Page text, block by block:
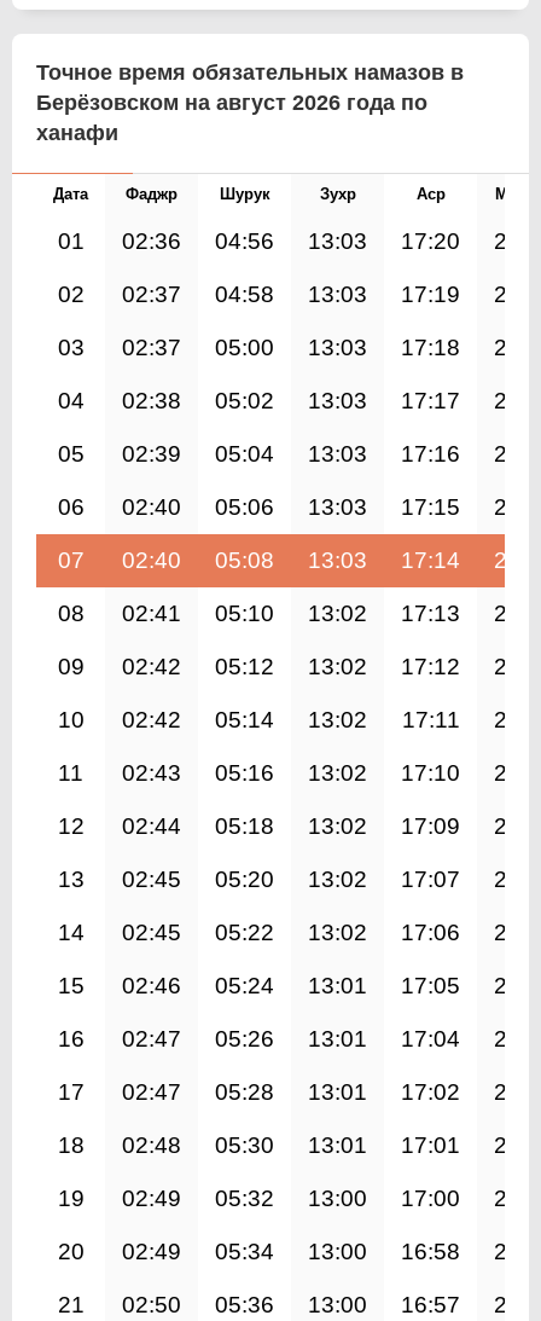
Точное время обязательных намазов в
Берёзовском на август 2026 года по
ханафи
Дата Фаджр Шурук Зухр Аср
01 02:36 04:56 13:03 17:20
02 02:37 04:58 13:03 17:19
03 02:37 05:00 13:03 17:18
04 02:38 05:02 13:03 17:17
05 02:39 05:04 13:03 17:16
06 02:40 05:06 13:03 17:15
07 02:40 05:08 13:03 17:14
08 02:41 05:10 13:02 17:13
09 02:42 05:12 13:02 17:12
10 02:42 05:14 13:02 17:11
11 02:43 05:16 13:02 17:10
12 02:44 05:18 13:02 17:09
13 02:45 05:20 13:02 17:07
14 02:45 05:22 13:02 17:06
15 02:46 05:24 13:01 17:05
16 02:47 05:26 13:01 17:04
17 02:47 05:28 13:01 17:02
18 02:48 05:30 13:01 17:01
19 02:49 05:32 13:00 17:00
20 02:49 05:34 13:00 16:58
21 02:50 05:36 13:00 16:57